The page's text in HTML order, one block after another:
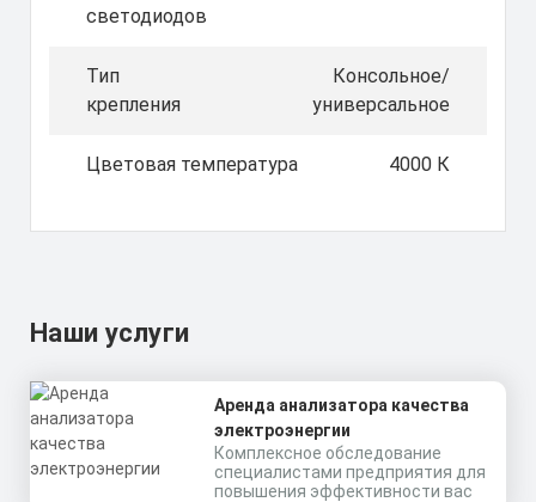
светодиодов
Тип
крепления
Консольное/
универсальное
Цветовая температура 4000 К
Наши услуги
Аренда анализатора качества
электроэнергии
Комплексное обследование
специалистами предприятия для
повышения эффективности вас